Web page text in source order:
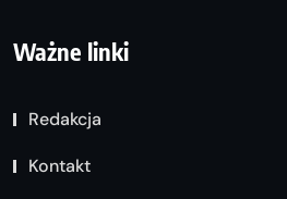
Ważne linki
Redakcja
Kontakt